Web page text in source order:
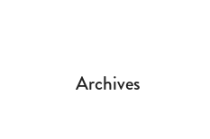
Archives